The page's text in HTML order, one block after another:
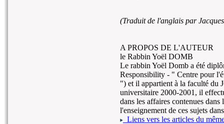
(Traduit de l'anglais par
A PROPOS DE L'AUTEUR
le Rabbin Yoël DOMB
Le rabbin Yoël Domb a été
Responsibility - " Centre pour
") et il appartient à la faculté du
universitaire 2000-2001, il
dans les affaires contenues
l'enseignement de ces sujets
Liens vers les articles du